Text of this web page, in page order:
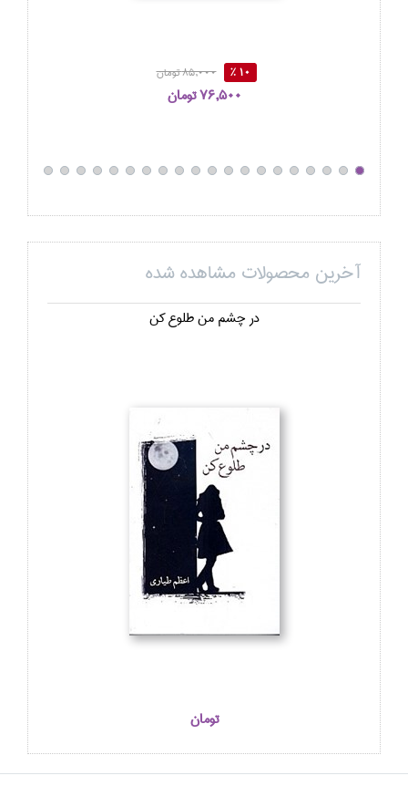
10 % 85,000 تومان
76,500 تومان
آخرین محصولات مشاهده شده
در چشم من طلوع كن
تومان